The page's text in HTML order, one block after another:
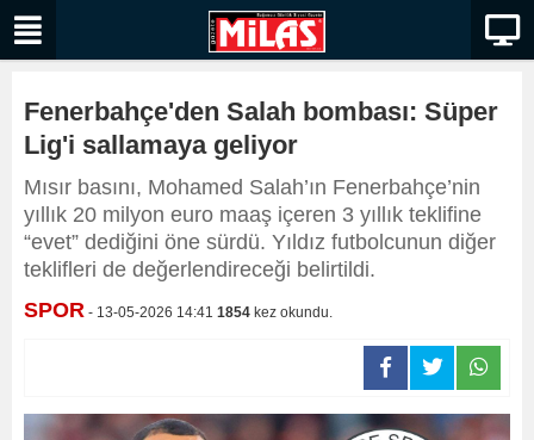
Fenerbahçe'den Salah bombası: Süper
Lig'i sallamaya geliyor
Mısır basını, Mohamed Salah’ın Fenerbahçe’nin
yıllık 20 milyon euro maaş içeren 3 yıllık teklifine
“evet” dediğini öne sürdü. Yıldız futbolcunun diğer
teklifleri de değerlendireceği belirtildi.
SPOR - 13-05-2026 14:41 1854 kez okundu.